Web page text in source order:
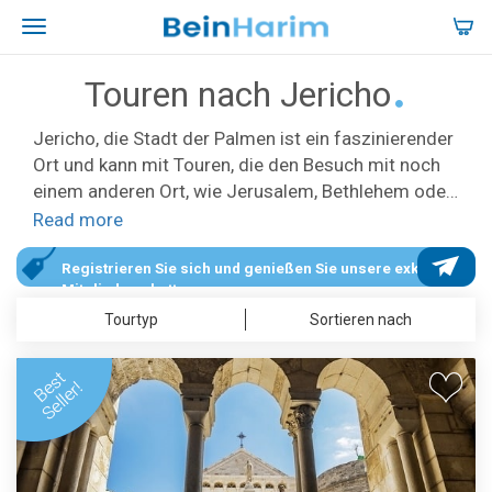
Touren nach Jericho
Jericho, die Stadt der Palmen ist ein faszinierender
Ort und kann mit Touren, die den Besuch mit noch
einem anderen Ort, wie Jerusalem, Bethlehem oder
dem Toten Meer verbinden, angefahren werden. Es
gibt halbtägige und ganztägige Touren und auch
Touren nach Jericho innerhalb eines mehrtägigen
durchgängig bewohnten Städte der Welt. Es wird
entsprechend finden dort viele archäologische
Ausgrabungen statt.
In dem sonst so kargen und trockenen
Wüstenumfeld ist Jericho mit Wasserressourcen
gesegnet. Die wichtigsten Attraktionen in Jericho
Read more
Registrieren Sie sich und genießen Sie unsere exklusiven
Mitgliederrabatte.
Tourtyp Sortieren nach